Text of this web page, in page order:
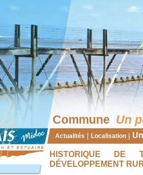
Commune Un
Actualités | Localisation |
HISTORIQUE DE
DÉVELOPPEMENT